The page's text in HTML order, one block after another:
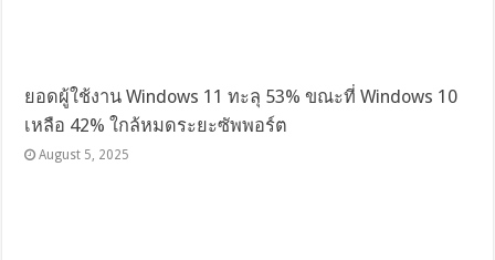
ยอดผู้ใช้งาน Windows 11 ทะลุ 53% ขณะที่ Windows 10
เหลือ 42% ใกล้หมดระยะซัพพอร์ต
August 5, 2025